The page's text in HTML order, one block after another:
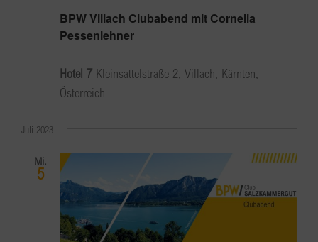
BPW Villach Clubabend mit Cornelia
Pessenlehner
Hotel 7 Kleinsattelstraße 2, Villach, Kärnten,
Österreich
Juli 2023
Mi.
5